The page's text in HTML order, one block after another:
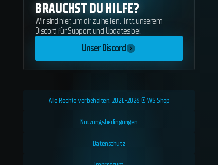
BRAUCHST DU HILFE?
Wir sind hier, um dir zu helfen. Tritt unserem
Discord für Support und Updates bei.
Unser Discord
Alle Rechte vorbehalten. 2021-2026 © WS Shop
Nutzungsbedingungen
Datenschutz